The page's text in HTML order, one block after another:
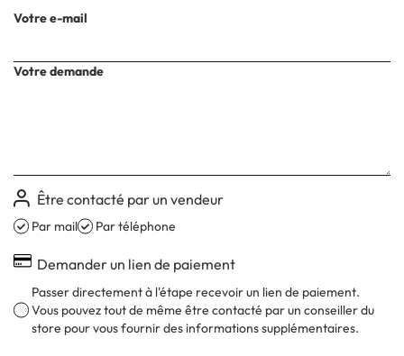
Votre e-mail
Votre demande
Être contacté par un vendeur
Par mail Par téléphone
Demander un lien de paiement
Passer directement à l'étape recevoir un lien de paiement.
Vous pouvez tout de même être contacté par un conseiller du
store pour vous fournir des informations supplémentaires.